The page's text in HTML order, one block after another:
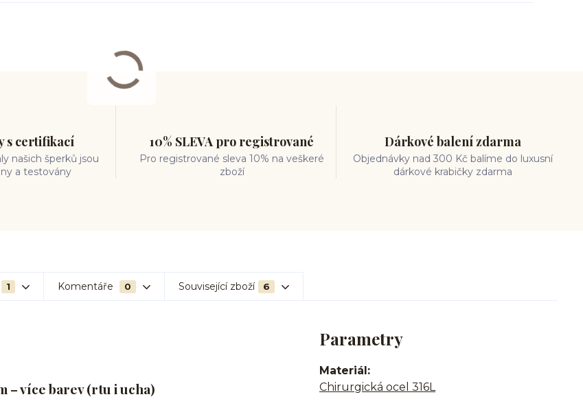
s certifikací
našich šperků jsou
a testovány
10% SLEVA pro registrované
Pro registrované sleva 10% na veškeré
zboží
Dárkové balení zdarma
Objednávky nad 300 Kč balíme do luxusní
dárkové krabičky zdarma
1 Komentáře 0 Související zboží 6
– více barev (rtu i ucha)
Parametry
Materiál
Chirurgická ocel 316L